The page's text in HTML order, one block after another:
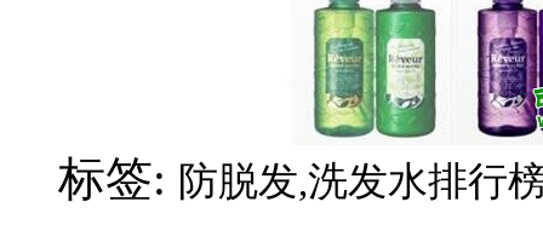
标签: 防脱发,洗发水排行